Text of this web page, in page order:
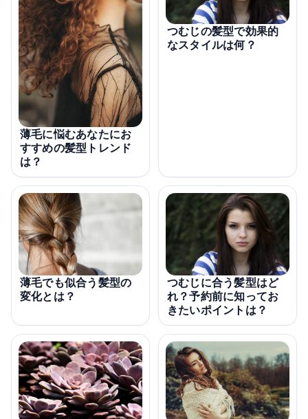
薄毛に悩むあなたにお
すすめの髪型トレンド
は？
つむじの髪型で効果的
なスタイルは何？
薄毛でも似合う髪型の
変化とは？
つむじに合う髪型はど
れ？予約前に知ってお
きたいポイントは？